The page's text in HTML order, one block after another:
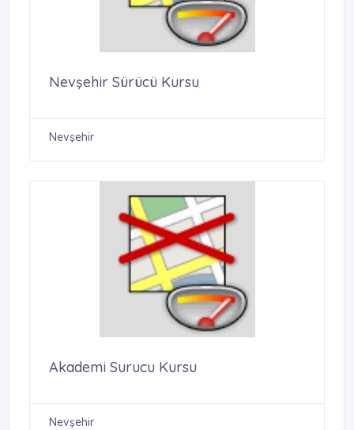
Nevşehir Sürücü Kursu
Nevşehir
Akademi Surucu Kursu
Nevşehir